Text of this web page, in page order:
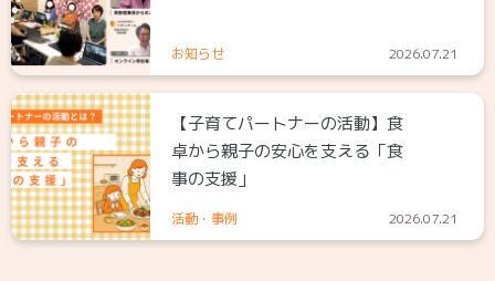
お知らせ 2026.07.21
【子育てパートナーの活動】食
卓から親子の安心を支える「食
事の支援」
活動・事例 2026.07.21